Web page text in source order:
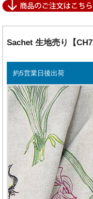
Sachet 生地売り【
約5営業日後出荷